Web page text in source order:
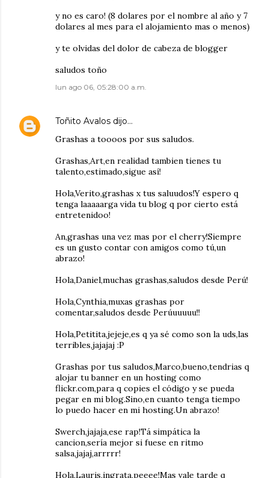
y no es caro! (8 dolares por el nombre al año y 7
dolares al mes para el alojamiento mas o menos)
y te olvidas del dolor de cabeza de blogger
saludos toño
lun ago 06, 05:28:00 a.m.
Toñito Avalos dijo…
Grashas a toooos por sus saludos.
Grashas,Art,en realidad tambien tienes tu
talento,estimado,sigue así!
Hola,Verito,grashas x tus saluudos!Y espero q
tenga laaaaarga vida tu blog q por cierto está
entretenidoo!
An,grashas una vez mas por el cherry!Siempre
es un gusto contar con amigos como tú,un
abrazo!
Hola,Daniel,muchas grashas,saludos desde Perú!
Hola,Cynthia,muxas grashas por
comentar,saludos desde Perúuuuuu!!
Hola,Petitita,jejeje,es q ya sé como son la uds,las
terribles,jajajaj :P
Grashas por tus saludos,Marco,bueno,tendrias q
alojar tu banner en un hosting como
flickr.com,para q copies el código y se pueda
pegar en mi blog.Sino,en cuanto tenga tiempo
lo puedo hacer en mi hosting.Un abrazo!
Swerch,jajaja,ese rap!Tá simpática la
cancion,sería mejor si fuese en ritmo
salsa,jajaj,arrrrr!
Hola,Lauris,ingrata,peeee!Mas vale tarde q